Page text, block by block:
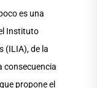
es una
Instituto
(ILIA), de la
consecuencia
propone el